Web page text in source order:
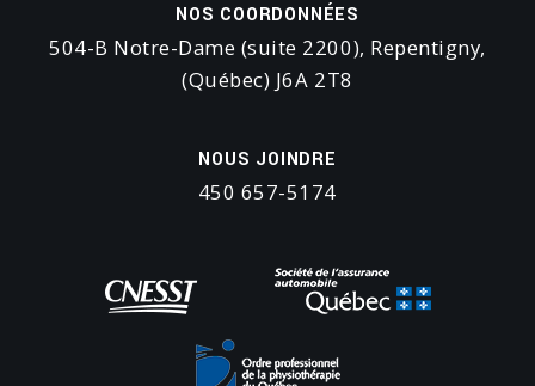
NOS COORDONNÉES
504-B Notre-Dame (suite 2200), Repentigny,
(Québec) J6A 2T8
NOUS JOINDRE
450 657-5174